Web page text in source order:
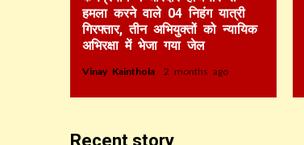
हमला करने वाले 04 निहंग यात्री
गिरफ्तार, तीन अभियुक्तों को न्यायिक
अभिरक्षा में भेजा गया जेल
Vinay Kainthola 2 months ago
Recent story